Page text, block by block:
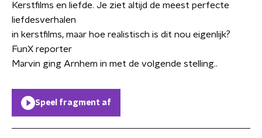
Kerstfilms en liefde. Je ziet altijd de meest perfecte
liefdesverhalen
in kerstfilms, maar hoe realistisch is dit nou eigenlijk?
FunX reporter
Marvin ging Arnhem in met de volgende stelling..
Speel fragment af